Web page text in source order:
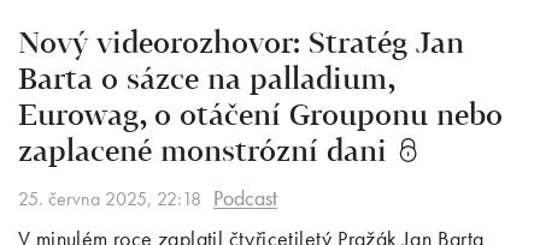
Nový videorozhovor: Stratég Jan
Barta o sázce na palladium,
Eurowag, o otáčení Grouponu nebo
zaplacené monstrózní dani
25. června 2025, 22:18 Podcast
V minulém roce zaplatil čtyřicetiletý Pražák Jan Barta